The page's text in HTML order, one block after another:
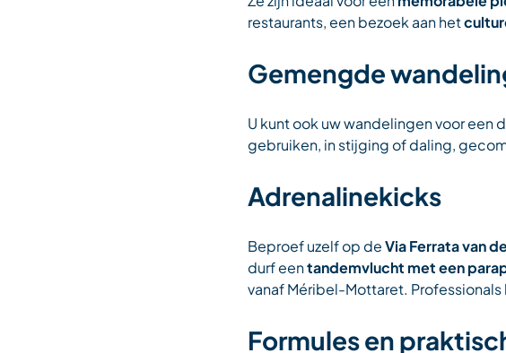
restaurants, een bezoek aan het
Gemengde
U kunt ook uw wandelingen voor een
gebruiken, in stijging of daling,
Adrenalinekicks
Beproef uzelf op deVia Ferrata van
durf eentandemvlucht met een
vanaf Méribel-Mottaret.
Formules en